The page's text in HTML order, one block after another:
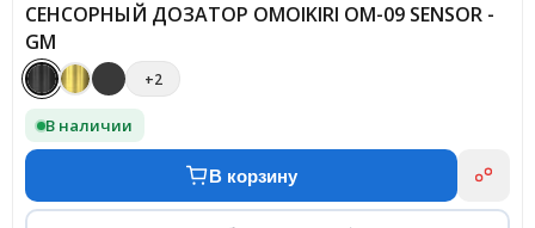
СЕНСОРНЫЙ ДОЗАТОР OMOIKIRI OM-09 SENSOR -
GM
+2
В наличии
В корзину